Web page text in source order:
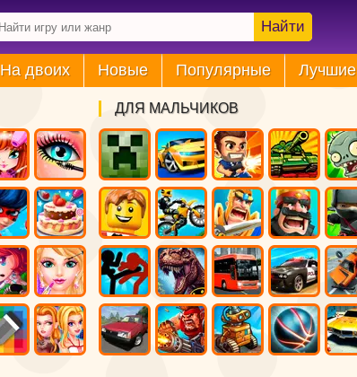
Найти
На двоих Новые Популярные Лучшие
ДЛЯ МАЛЬЧИКОВ